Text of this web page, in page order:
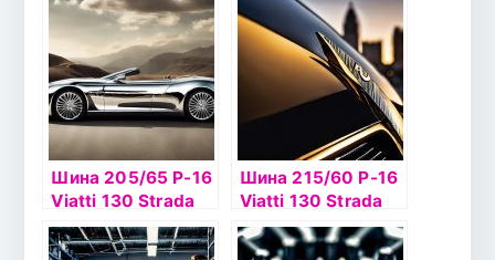
Шина 205/65 Р-16
Viatti 130 Strada
Asimmetrico
Шина 215/60 Р-16
Viatti 130 Strada
Asimmetrico 95V
б/к